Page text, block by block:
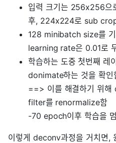
입력 크기는 256x256으
후, 224x224로 sub
128 minibatch size를 기
learning rate은 0.01로
학습하는 도중 첫번째 레
donimate하는 것을 확인
==> 이를 해결하기 위
filter를 renormalize함
-70 epoch이후 학습을
이렇게 deconv과정을 거치면,